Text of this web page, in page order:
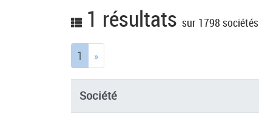
1 résultats sur 1798 sociétés
1 (current)
»
Société